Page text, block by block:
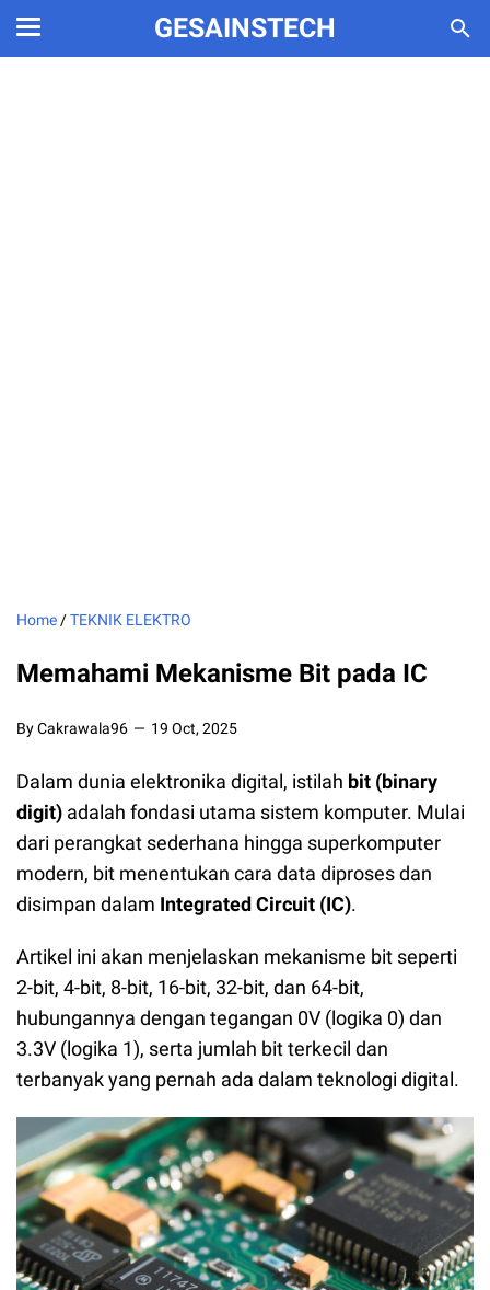
GESAINSTECH
Home /TEKNIK ELEKTRO
Memahami Mekanisme Bit pada IC
By Cakrawala96 19 Oct, 2025
Dalam dunia elektronika digital, istilah bit (binary
digit) adalah fondasi utama sistem komputer. Mulai
dari perangkat sederhana hingga superkomputer
modern, bit menentukan cara data diproses dan
disimpan dalam Integrated Circuit (IC).
Artikel ini akan menjelaskan mekanisme bit seperti
2-bit, 4-bit, 8-bit, 16-bit, 32-bit, dan 64-bit,
hubungannya dengan tegangan 0V (logika 0) dan
3.3V (logika 1), serta jumlah bit terkecil dan
terbanyak yang pernah ada dalam teknologi digital.